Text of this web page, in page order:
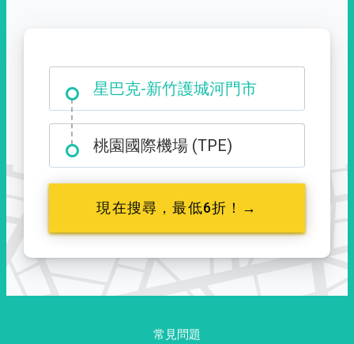
星巴克-新竹護城河門市
大霸尖山登山口
桃園國際機場 (TPE)
現在搜尋，最低6折！→
常見問題